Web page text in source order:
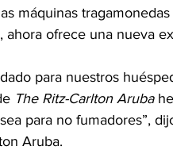
máquinas
ofrece una nueva
para nuestros
The Ritz-Carlton Aruba
para no fumadores”,
Aruba.